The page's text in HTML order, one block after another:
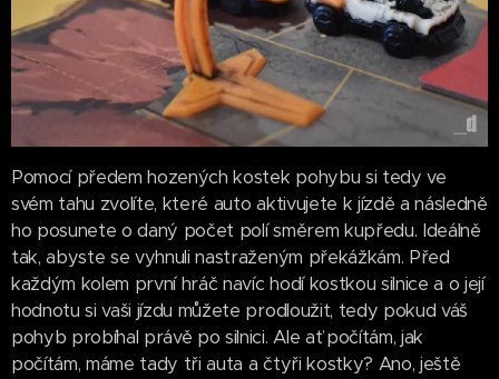
Pomocí předem hozených kostek pohybu si tedy ve
svém tahu zvolíte, které auto aktivujete k jízdě a následně
ho posunete o daný počet polí směrem kupředu. Ideálně
tak, abyste se vyhnuli nastraženým překážkám. Před
každým kolem první hráč navíc hodí kostkou silnice a o její
hodnotu si vaši jízdu můžete prodloužit, tedy pokud váš
pohyb probíhal právě po silnici. Ale ať počítám, jak
počítám, máme tady tři auta a čtyři kostky? Ano, ještě